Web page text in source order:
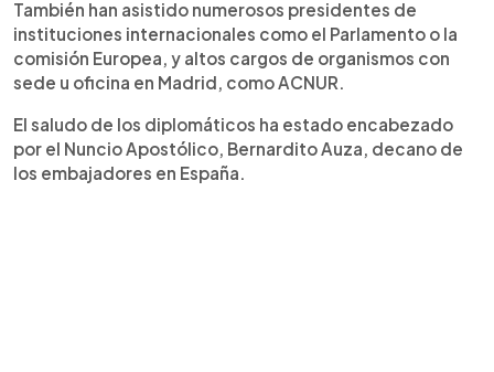
También han asistido numerosos presidentes de
instituciones internacionales como el Parlamento o la
comisión Europea, y altos cargos de organismos con
sede u oficina en Madrid, como ACNUR.
El saludo de los diplomáticos ha estado encabezado
por el Nuncio Apostólico, Bernardito Auza, decano de
los embajadores en España.